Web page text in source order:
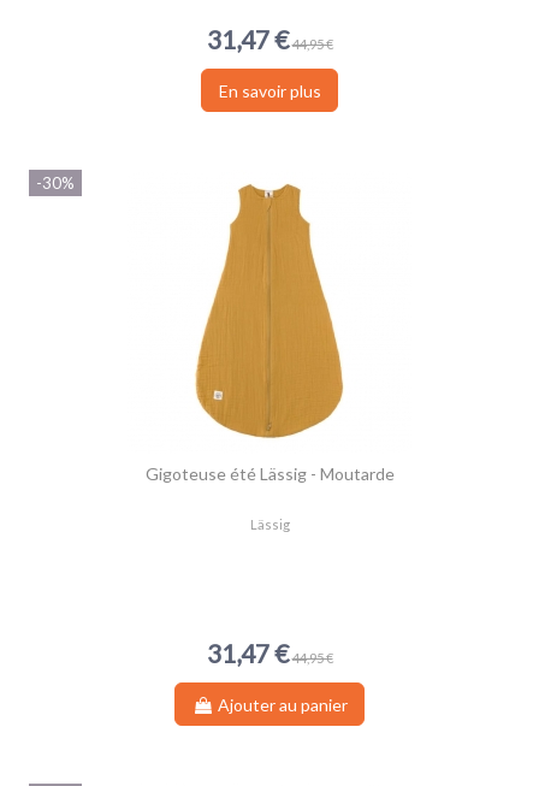
31,47 € 44,95 €
En savoir plus
-30%
Gigoteuse été Lässig - Moutarde
Lässig
31,47 € 44,95 €
Ajouter au panier